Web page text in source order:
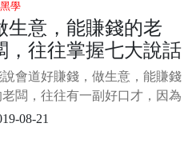
度、妥協與寬容。”灰度、妥協
容正是任正非管理思維的精華
在，其中妥協處於關鍵環節，無
是灰度還是寬容，都要以妥協為
礎，所以，也可以說任正非的管
學
生意，能賺錢的老
，往往掌握七大說話
巧，難怪人家能發財
說會道好賺錢，做生意，能賺錢
老闆，往往有一副好口才，因為
論是談生意還是推銷產品或者其
08-21